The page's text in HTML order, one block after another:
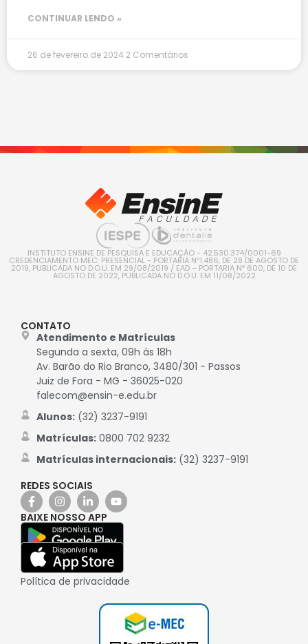
CONTINUAR LENDO »
26 de fevereiro de 2024 2 Comentários
INSTITUTO ENSINE DE PESQUISA E EDUCAÇÃO - 42.530.374/0001-69
CREDENCIAMENTO MEC: PRESENCIAL - PORTARIA Nº1.486, DE 28 DE AGOSTO DE
2019, PUBLICADA NO D.O.U. EM 29/08/2019 / EAD – PORTARIA Nº 600, DE 10 DE
AGOSTO DE 2022, PUBLICADA NO D.O.U. EM 11/08/2022
CONTATO
Atendimento e Matrículas
Segunda a sexta, 09h às 18h
Av. Barão do Rio Branco, 3480/301 - Passos
Juiz de Fora - MG - 36025-020
falecom@ensin-e.edu.br
Alunos:(32) 3237-9191
Matrículas:0800 702 9232
Matrículas internacionais:(32) 3237-9191
REDES SOCIAIS
BAIXE NOSSO APP
Política de privacidade